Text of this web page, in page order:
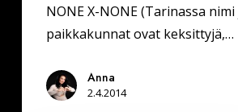
NONE X-NONE (Tarinassa nimi
paikkakunnat ovat keksittyjä,…
Anna
2.4.2014